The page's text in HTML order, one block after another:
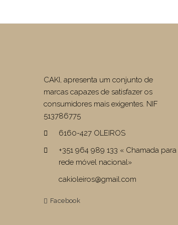
CAKI, apresenta um conjunto de
marcas capazes de satisfazer os
consumidores mais exigentes. NIF
513786775
6160-427 OLEIROS
+351 964 989 133 « Chamada para
rede móvel nacional»
cakioleiros@gmail.com
Facebook